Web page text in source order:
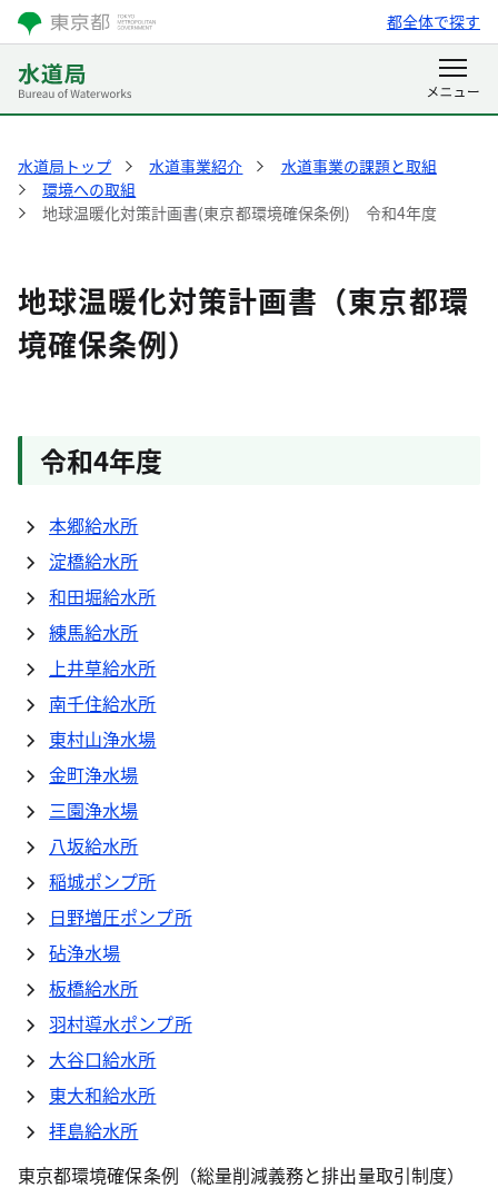
都全体で探す
水道局トップ 水道事業紹介
水道事業の課題と取組
環境への取組
地球温暖化対策計画書(東京都環境確保条例) 令和4年度
地球温暖化対策計画書（東京都環
境確保条例）
令和4年度
本郷給水所
淀橋給水所
和田堀給水所
練馬給水所
上井草給水所
南千住給水所
東村山浄水場
金町浄水場
三園浄水場
八坂給水所
稲城ポンプ所
日野増圧ポンプ所
砧浄水場
板橋給水所
羽村導水ポンプ所
大谷口給水所
東大和給水所
拝島給水所
東京都環境確保条例（総量削減義務と排出量取引制度）